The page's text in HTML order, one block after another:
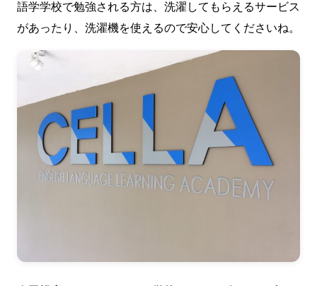
語学学校で勉強される方は、洗濯してもらえるサービス
があったり、洗濯機を使えるので安心してくださいね。